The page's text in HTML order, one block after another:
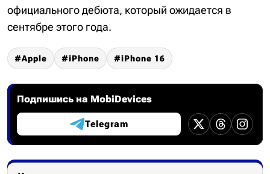
официального дебюта, который ожидается в
сентябре этого года.
Apple iPhone iPhone 16
Подпишись на MobiDevices
Telegram